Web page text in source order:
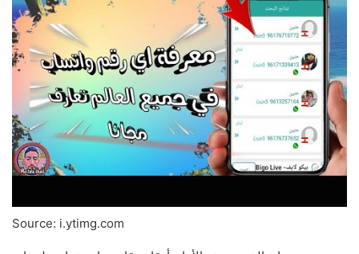
Source: i.ytimg.com